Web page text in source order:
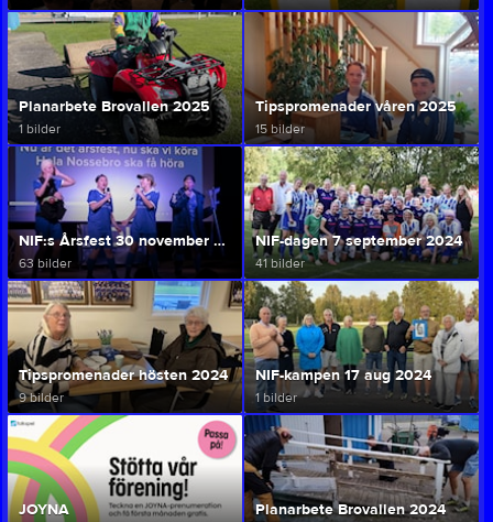
Planarbete Brovallen 2025
1 bilder
Tipspromenader våren 2025
15 bilder
NIF:s Årsfest 30 november 2024
63 bilder
NIF-dagen 7 september 2024
41 bilder
Tipspromenader hösten 2024
9 bilder
NIF-kampen 17 aug 2024
1 bilder
JOYNA Planarbete Brovallen 2024